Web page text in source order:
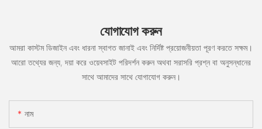
যোগাযোগ করুন
আমরা কাস্টম ডিজাইন এবং ধারনা স্বাগত জানাই এবং নির্দিষ্ট প্রয়োজনীয়তা পূরণ করতে সক্ষম।
আরো তথ্যের জন্য, দয়া করে ওয়েবসাইট পরিদর্শন করুন অথবা সরাসরি প্রশ্ন বা অনুসন্ধানের
সাথে আমাদের সাথে যোগাযোগ করুন।
নাম